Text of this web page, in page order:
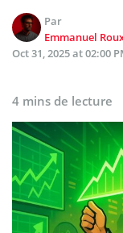
Par
Emmanuel
Oct 31, 2025 at 02:00
4 mins de lecture